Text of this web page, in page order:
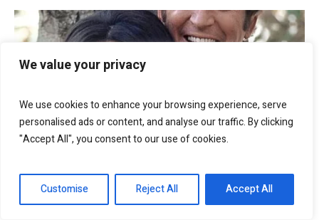
We value your privacy
We use cookies to enhance your browsing experience, serve
personalised ads or content, and analyse our traffic. By clicking
"Accept All", you consent to our use of cookies.
Customise Reject All Accept All